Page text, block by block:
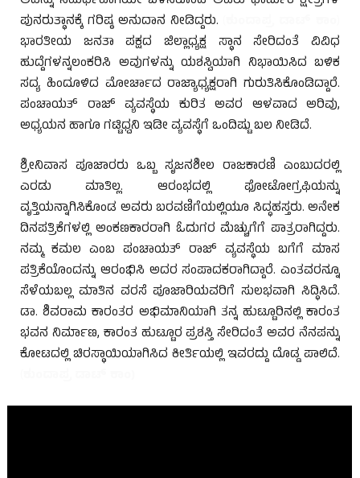
ಪುನರುತ್ಥಾನಕ್ಕೆ ಗರಿಷ್ಠ ಅನುದಾನ ನೀಡಿದ್ದರು.
ಭಾರತೀಯ ಜನತಾ ಪಕ್ಷದ ಜಿಲ್ಲಾಧ್ಯಕ್ಷ ಸ್ಥಾನ ಸೇರಿದಂತೆ ವಿವಿಧ
ಹುದ್ದೆಗಳನ್ನಲಂಕರಿಸಿ ಅವುಗಳನ್ನು ಯಶಸ್ವಿಯಾಗಿ ನಿಭಾಯಿಸಿದ ಬಳಿಕ
ಸದ್ಯ ಹಿಂದೂಳಿದ ಮೋರ್ಚಾದ ರಾಜ್ಯಾಧ್ಯಕ್ಷರಾಗಿ ಗುರುತಿಸಿಕೊಂಡಿದ್ದಾರೆ.
ಪಂಚಾಯತ್ ರಾಜ್ ವ್ಯವಸ್ಥೆಯ ಕುರಿತ ಅವರ ಆಳವಾದ ಅರಿವು,
ಅಧ್ಯಯನ ಹಾಗೂ ಗಟ್ಟಿಧ್ವನಿ ಇಡೀ ವ್ಯವಸ್ಥೆಗೆ ಒಂದಿಷ್ಟು ಬಲ ನೀಡಿದೆ.
ಶ್ರೀನಿವಾಸ ಪೂಜಾರರು ಒಬ್ಬ ಸೃಜನಶೀಲ ರಾಜಕಾರಣಿ ಎಂಬುದರಲ್ಲಿ
ಎರಡು ಮಾತಿಲ್ಲ. ಆರಂಭದಲ್ಲಿ ಫೋಟೋಗ್ರಫಿಯನ್ನು
ವೃತ್ತಿಯನ್ನಾಗಿಸಿಕೊಂಡ ಅವರು ಬರವಣಿಗೆಯಲ್ಲಿಯೂ ಸಿದ್ಧಹಸ್ತರು. ಅನೇಕ
ದಿನಪತ್ರಿಕೆಗಳಲ್ಲಿ ಅಂಕಣಕಾರರಾಗಿ ಓದುಗರ ಮೆಚ್ಚುಗೆಗೆ ಪಾತ್ರರಾಗಿದ್ದರು.
ನಮ್ಮ ಕಮಲ ಎಂಬ ಪಂಚಾಯತ್ ರಾಜ್ ವ್ಯವಸ್ಥೆಯ ಬಗೆಗೆ ಮಾಸ
ಪತ್ರಿಕೆಯೊಂದನ್ನು ಆರಂಭಿಸಿ ಅದರ ಸಂಪಾದಕರಾಗಿದ್ದಾರೆ. ಎಂತವರನ್ನೂ
ಸೆಳೆಯಬಲ್ಲ ಮಾತಿನ ವರಸೆ ಪೂಜಾರಿಯವರಿಗೆ ಸುಲಭವಾಗಿ ಸಿದ್ಧಿಸಿದೆ.
ಡಾ. ಶಿವರಾಮ ಕಾರಂತರ ಅಭಿಮಾನಿಯಾಗಿ ತನ್ನ ಹುಟ್ಟೂರಿನಲ್ಲಿ ಕಾರಂತ
ಭವನ ನಿರ್ಮಾಣ, ಕಾರಂತ ಹುಟ್ಟೂರ ಪ್ರಶಸ್ತಿ ಸೇರಿದಂತೆ ಅವರ ನೆನಪನ್ನು
ಕೋಟದಲ್ಲಿ ಚಿರಸ್ಥಾಯಿಯಾಗಿಸಿದ ಕೀರ್ತಿಯಲ್ಲಿ ಇವರದ್ದು ದೊಡ್ಡ ಪಾಲಿದೆ.